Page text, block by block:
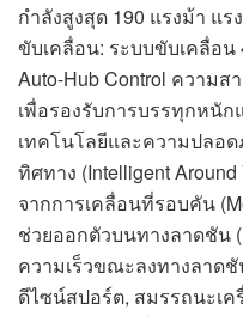
กำลังสูงสุด 190 แรงม้า แ
ขับเคลื่อน: ระบบขับเคลื่อ
Auto-Hub Control ความ
เพื่อรองรับการบรรทุกหนั
เทคโนโลยีและความปลอ
ทิศทาง (Intelligent
จากการเคลื่อนที่รอบคัน
ช่วยออกตัวบนทางลาดชัน
ความเร็วขณะลงทางลาดชั
ดีไซน์สปอร์ต, สมรรถนะเค